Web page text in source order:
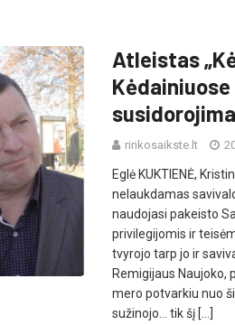
Atleistas
rinkosaikste.lt
Eglė KUKTIENĖ,
nelaukdamas
naudojasi pakeisto
privilegijomis ir
tvyrojo tarp jo ir
Remigijaus Naujoko,
mero potvarkiu nuo
sužinojo… tik šį […]